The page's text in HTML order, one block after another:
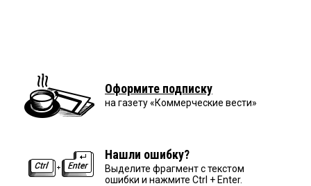
Оформите подписку
на газету «Коммерческие вести»
Нашли ошибку?
Выделите фрагмент с текстом
ошибки и нажмите Ctrl + Enter.